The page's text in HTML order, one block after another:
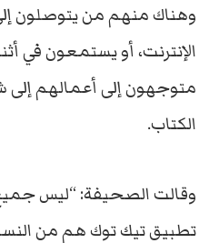
وهناك منهم من يتوصلون
الإنترنت، أو يستمعون في
متوجهون إلى أعمالهم
الكتاب.
وقالت الصحيفة: “ليس
تطبيق تيك توك هم من